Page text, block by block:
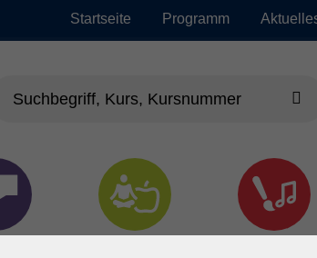
Startseite Programm